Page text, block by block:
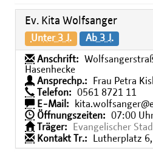
Ev. Kita Wolfsanger
Unter 3 J. Ab 3 J.
Anschrift:
Hasenhecke
Ansprechp.:
Frau Petra
Telefon:
0561 8721 11
E-Mail:
Öffnungszeiten:
07:00
Träger:
Evangelischer
Kontakt Tr.:
Lutherplatz